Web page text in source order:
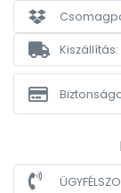
Kiszállítás: